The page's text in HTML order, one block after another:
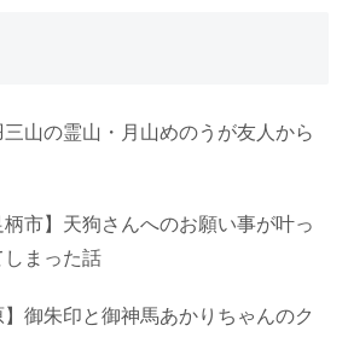
三山の霊山・月山めのうが友人から
柄市】天狗さんへのお願い事が叶っ
まった話
】御朱印と御神馬あかりちゃんのク